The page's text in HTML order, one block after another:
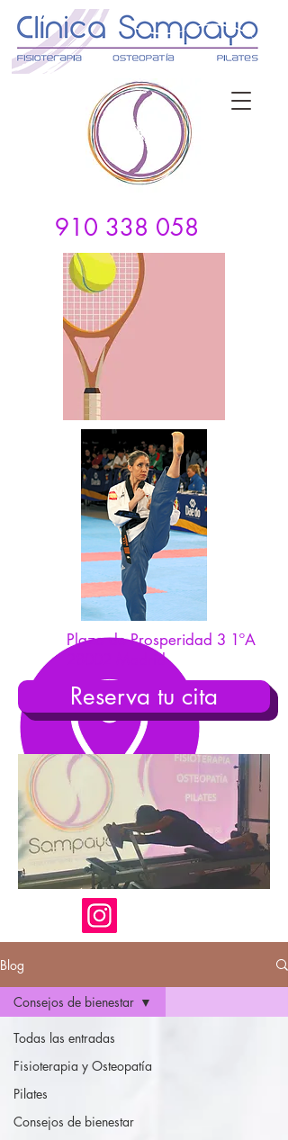
910 338 058
Plaza de Prosperidad 3 1ºA
28002 Madrid
Reserva tu cita
Blog
Todas las entradas
Fisioterapia y Osteopatía
Pilates
Consejos de bienestar
Consejos de bienestar